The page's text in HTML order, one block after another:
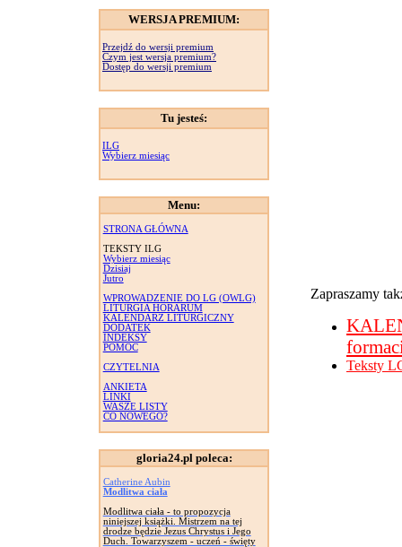
WERSJA PREMIUM:
Przejdź do wersji premium
Czym jest wersja premium?
Dostęp do wersji premium
Tu jesteś:
ILG
Wybierz miesiąc
Menu:
STRONA GŁÓWNA
TEKSTY ILG
Wybierz miesiąc
Dzisiaj
Jutro
WPROWADZENIE DO LG (OWLG)
LITURGIA HORARUM
KALENDARZ LITURGICZNY
DODATEK
INDEKSY
POMOC
CZYTELNIA
ANKIETA
LINKI
WASZE LISTY
CO NOWEGO?
gloria24.pl poleca:
Catherine Aubin
Modlitwa ciała
Modlitwa ciała - to propozycja
niniejszej książki. Mistrzem na tej
drodze będzie Jezus Chrystus i Jego
Duch. Towarzyszem - uczeń - święty
Zapraszamy
Teksty